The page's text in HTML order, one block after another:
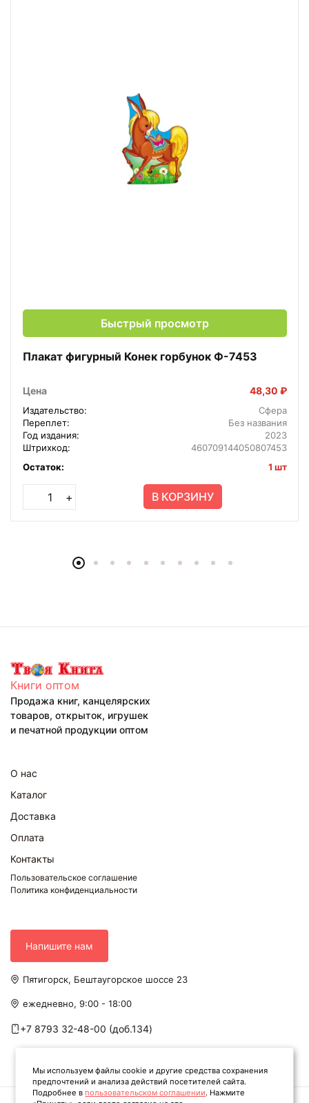
Быстрый просмотр
Плакат фигурный Конек горбунок Ф-7453
Цена 48,30 ₽
Издательство:
Сфера
Переплет:
Без названия
Год издания:
2023
Штрихкод:
460709144050807453
Остаток:
1 шт
+ В КОРЗИНУ
Книги оптом
Продажа книг, канцелярских
товаров, открыток, игрушек
и печатной продукции оптом
О нас
Каталог
Доставка
Оплата
Контакты
Пользовательское соглашение
Политика конфиденциальности
Напишите нам
Пятигорск, Бештаугорское шоссе 23
ежедневно, 9:00 - 18:00
+7 8793 32-48-00 (доб.134)
Мы используем файлы cookie и другие средства сохранения
предпочтений и анализа действий посетителей сайта.
Подробнее впользовательском соглашении. Нажмите